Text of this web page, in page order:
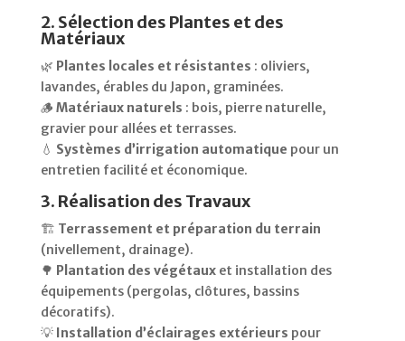
2. Sélection des Plantes et des
Matériaux
🌿 Plantes locales et résistantes : oliviers,
lavandes, érables du Japon, graminées.
🪵 Matériaux naturels : bois, pierre naturelle,
gravier pour allées et terrasses.
💧 Systèmes d’irrigation automatique pour un
entretien facilité et économique.
3. Réalisation des Travaux
🏗️ Terrassement et préparation du terrain
(nivellement, drainage).
🌳 Plantation des végétauxet installation des
équipements (pergolas, clôtures, bassins
décoratifs).
💡 Installation d’éclairages extérieurs pour